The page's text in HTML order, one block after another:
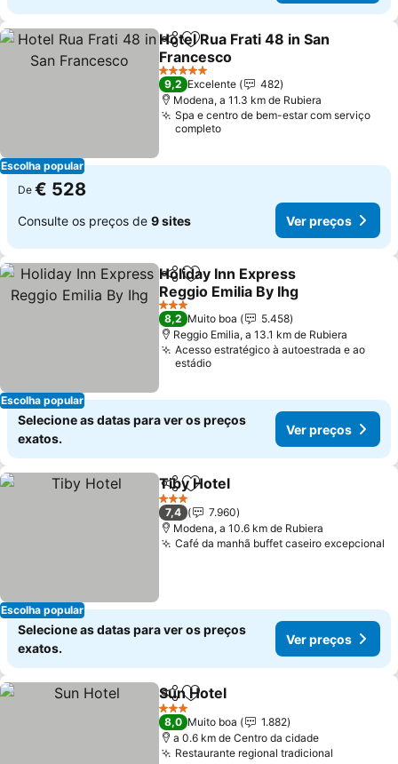
Escolha popular
PartilharAdicionar aos favoritos
Hotel Rua Frati 48 in San
Francesco
5 Estrelas
9,2 Excelente
482
Modena, a 11.3 km de Rubiera
Spa e centro de bem-estar com serviço
completo
De € 528
Consulte os preços de 9 sites Ver preços
Escolha popular
PartilharAdicionar aos favoritos
Holiday Inn Express
Reggio Emilia By Ihg
3 Estrelas
8,2 Muito boa
5.458
Reggio Emilia, a 13.1 km de Rubiera
Acesso estratégico à autoestrada e ao
estádio
Selecione as datas para ver os preços
exatos.
Ver preços
Escolha popular
PartilharAdicionar aos favoritos
Tiby Hotel
3 Estrelas
7,4
7.960
Modena, a 10.6 km de Rubiera
Café da manhã buffet caseiro excepcional
Selecione as datas para ver os preços
exatos.
Ver preços
PartilharAdicionar aos favoritos
Sun Hotel
3 Estrelas
8,0 Muito boa
1.882
a 0.6 km de Centro da cidade
Restaurante regional tradicional